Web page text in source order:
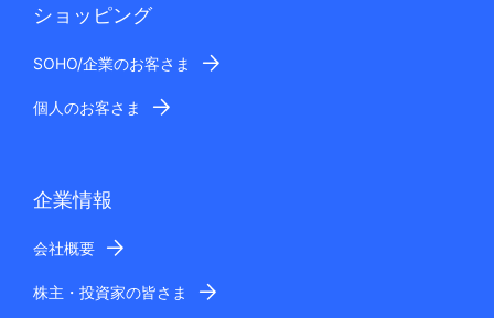
ショッピング
SOHO/企業のお客さま
個人のお客さま
企業情報
会社概要
株主・投資家の皆さま